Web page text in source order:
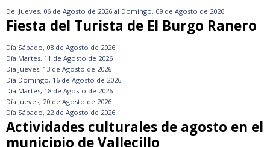
Del Jueves, 06 de Agosto de 2026 al Domingo, 09 de Agosto de 2026
Fiesta del Turista de El Burgo Ranero
Día Sábado, 08 de Agosto de 2026
Día Martes, 11 de Agosto de 2026
Día Jueves, 13 de Agosto de 2026
Día Domingo, 16 de Agosto de 2026
Día Martes, 18 de Agosto de 2026
Día Jueves, 20 de Agosto de 2026
Día Sábado, 22 de Agosto de 2026
Actividades culturales de agosto en el
municipio de Vallecillo